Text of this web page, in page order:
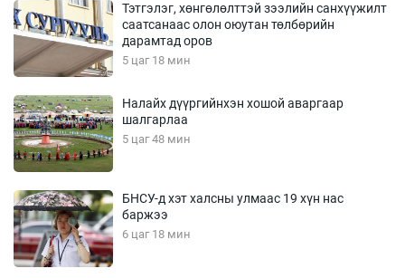
Тэтгэлэг, хөнгөлөлттэй зээлийн санхүүжилт
саатсанаас олон оюутан төлбөрийн
дарамтад оров
5 цаг 18 мин
Налайх дүүргийнхэн хошой аваргаар
шалгарлаа
5 цаг 48 мин
БНСУ-д хэт халсны улмаас 19 хүн нас
баржээ
6 цаг 18 мин